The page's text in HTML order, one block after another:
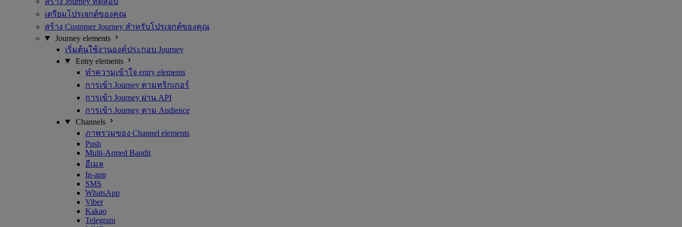
เตรียมโปรเจกต์ของคุณ
สร้าง Customer Journey สำหรับโปรเจกต์ของคุณ
Journey elements
เริ่มต้นใช้งานองค์ประกอบ Journey
Entry elements
ทำความเข้าใจ entry elements
การเข้า Journey ตามทริกเกอร์
การเข้า Journey ผ่าน API
การเข้า Journey ตาม Audience
Channels
ภาพรวมของ Channel elements
Push
Multi-Armed Bandit
อีเมล
In-app
SMS
WhatsApp
Viber
Kakao
Telegram